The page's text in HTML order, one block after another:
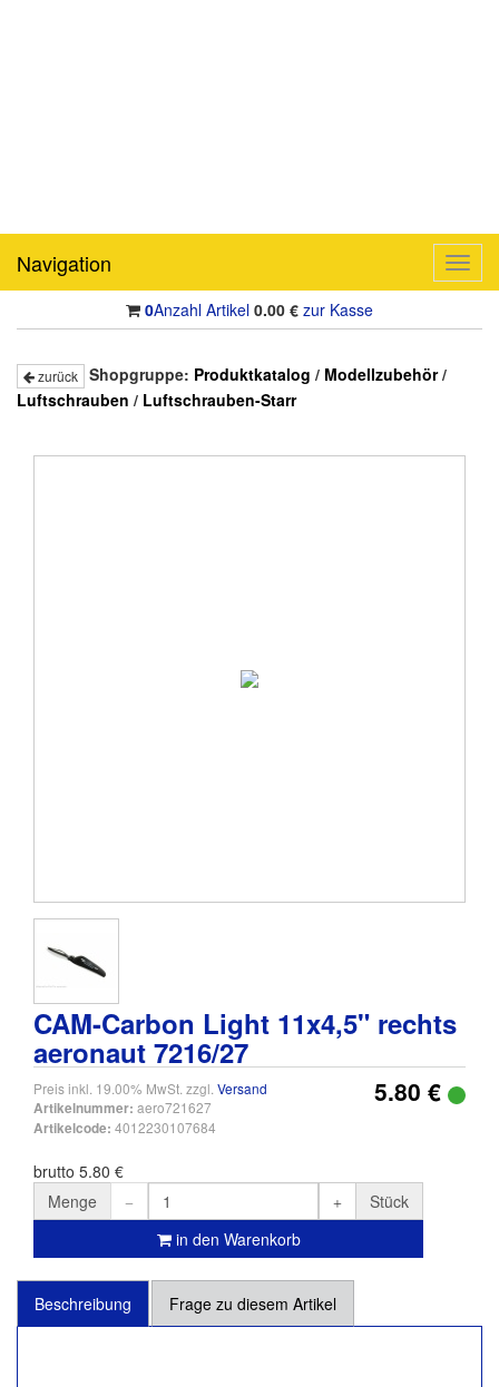
Navigation
0Anzahl Artikel 0.00 € zur Kasse
zurück Shopgruppe: Produktkatalog / Modellzubehör/
Luftschrauben / Luftschrauben-Starr
CAM-Carbon Light 11x4,5" rechts
aeronaut 7216/27
Preis inkl. 19.00% MwSt. zzgl. Versand
Artikelnummer: aero721627
Artikelcode: 4012230107684
5.80 €
brutto 5.80 €
Menge
Stück
in den Warenkorb
Beschreibung Frage zu diesem Artikel